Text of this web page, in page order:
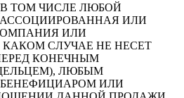
ТОМ ЧИСЛЕ ЛЮБОЙ
АССОЦИИРОВАННАЯ ИЛИ
ИЛИ
СЛУЧАЕ НЕ НЕСЕТ
КОНЕЧНЫМ
ЛЮБЫМ
ИЛИ